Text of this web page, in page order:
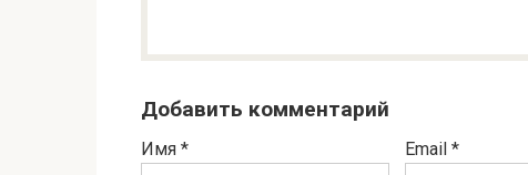
Добавить комментарий
Имя * Email *